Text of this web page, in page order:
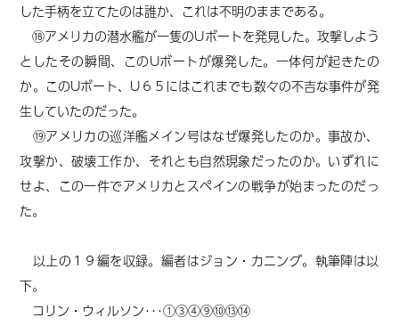
した手柄を立てたのは誰か、これは不明のままである。
⑱アメリカの潜水艦が一隻のUボートを発見した。攻撃しよう
としたその瞬間、このUボートが爆発した。一体何が起きたの
か。このUボート、U６５にはこれまでも数々の不吉な事件が発
生していたのだった。
⑲アメリカの巡洋艦メイン号はなぜ爆発したのか。事故か、
攻撃か、破壊工作か、それとも自然現象だったのか。いずれに
せよ、この一件でアメリカとスペインの戦争が始まったのだっ
た。
以上の１９編を収録。編者はジョン・カニング。執筆陣は以
下。
コリン・ウィルソン･･･①③④⑨⑩⑬⑭